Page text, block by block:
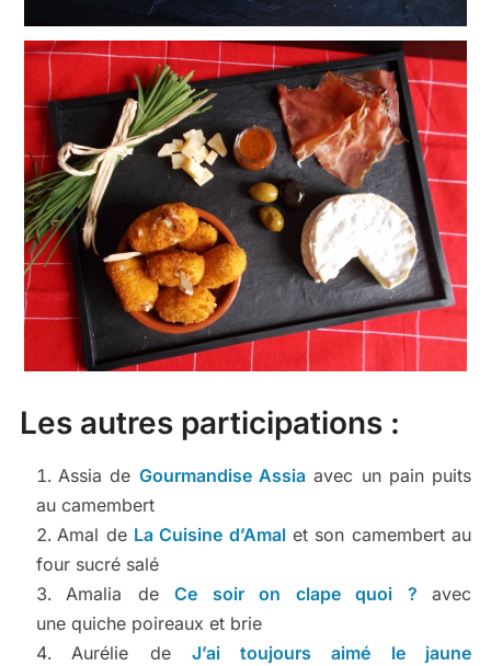
Les autres participations :
Assia de Gourmandise Assia avec un pain puits
au camembert
Amal de La Cuisine d’Amalet son camembert au
four sucré salé
Amalia deCe soir on clape quoi ?avec
une quiche poireaux et brie
Aurélie de J’ai toujours aimé le jaune